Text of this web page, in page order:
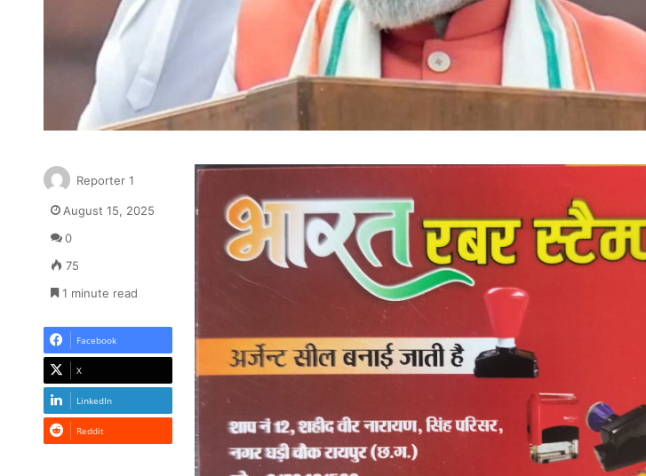
Reporter 1
August 15, 2025
0
75
1 minute read
Facebook
X
LinkedIn
Reddit